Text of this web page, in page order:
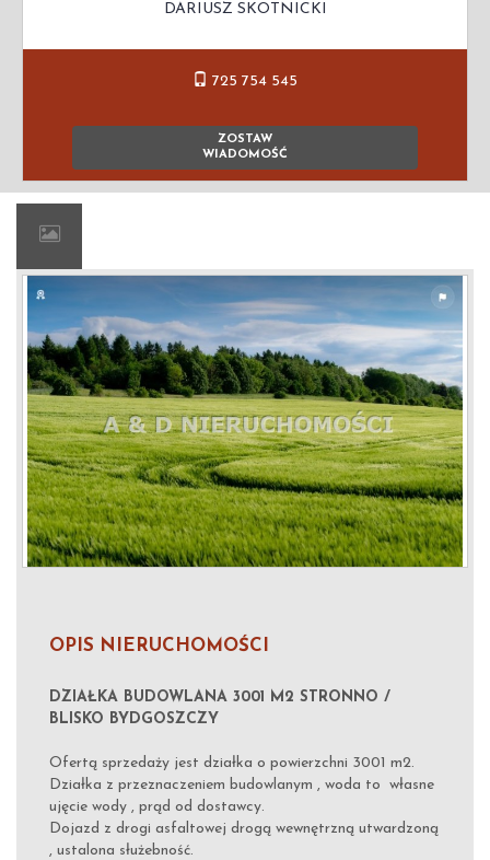
DARIUSZ SKOTNICKI
725 754 545
ZOSTAW
WIADOMOŚĆ
OPIS NIERUCHOMOŚCI
DZIAŁKA BUDOWLANA 3001 M2 STRONNO /
BLISKO BYDGOSZCZY
Ofertą sprzedaży jest działka o powierzchni 3001 m2.
Działka z przeznaczeniem budowlanym , woda to własne
ujęcie wody , prąd od dostawcy.
Dojazd z drogi asfaltowej drogą wewnętrzną utwardzoną
, ustalona służebność.